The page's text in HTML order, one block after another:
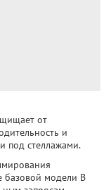
от
и
под стеллажами.
базовой модели B